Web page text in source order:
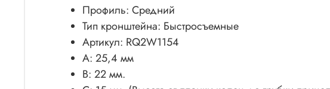
Профиль: Средний
Тип кронштейна: Быстросъемные
Артикул: RQ2W1154
А: 25,4 мм
В: 22 мм.